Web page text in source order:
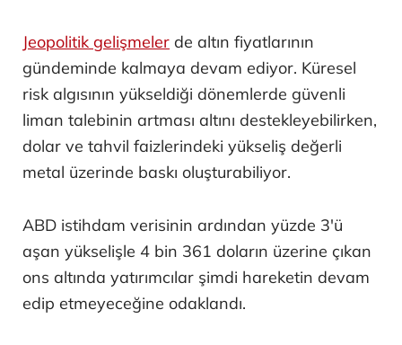
Jeopolitik gelişmeler de altın fiyatlarının
gündeminde kalmaya devam ediyor. Küresel
risk algısının yükseldiği dönemlerde güvenli
liman talebinin artması altını destekleyebilirken,
dolar ve tahvil faizlerindeki yükseliş değerli
metal üzerinde baskı oluşturabiliyor.
ABD istihdam verisinin ardından yüzde 3'ü
aşan yükselişle 4 bin 361 doların üzerine çıkan
ons altında yatırımcılar şimdi hareketin devam
edip etmeyeceğine odaklandı.